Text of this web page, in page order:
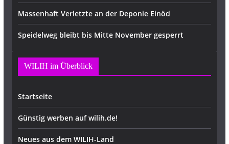
Massenhaft Verletzte an der Deponie Einöd
Speidelweg bleibt bis Mitte November gesperrt
WILIH im Überblick
Startseite
Günstig werben auf wilih.de!
Neues aus dem WILIH-Land